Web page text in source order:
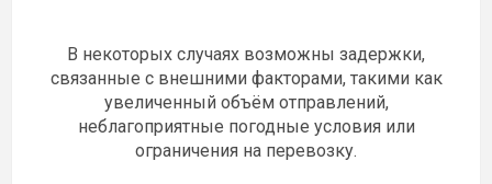
В некоторых случаях возможны задержки,
связанные с внешними факторами, такими как
увеличенный объём отправлений,
неблагоприятные погодные условия или
ограничения на перевозку.